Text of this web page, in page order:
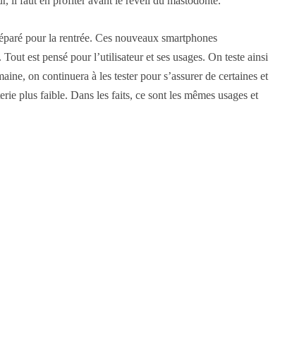
pour la rentrée. Ces nouveaux smartphones
est pensé pour l’utilisateur et ses usages. On teste ainsi
on continuera à les tester pour s’assurer de certaines et
plus faible. Dans les faits, ce sont les mêmes usages et